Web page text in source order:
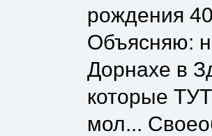
рождения
Объясняю:
Дорнахе в
которые
мол...